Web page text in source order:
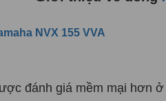
NVX 155 VVA
đánh giá mềm mại hơn ở